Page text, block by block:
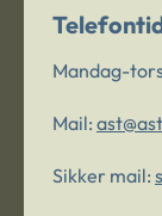
Mandag-
Mail:
Sikker mail: